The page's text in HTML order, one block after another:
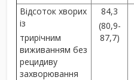
Відсоток хворих
із
трирічним
виживанням без
рецидиву
захворювання
84,3
(80,9-
87,7)